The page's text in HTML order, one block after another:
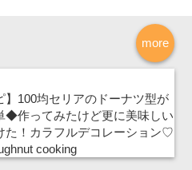
more
】100均セリアのドーナツ型が
◆作ってみたけど更に美味しい
た！カラフルデコレーション♡
cooking